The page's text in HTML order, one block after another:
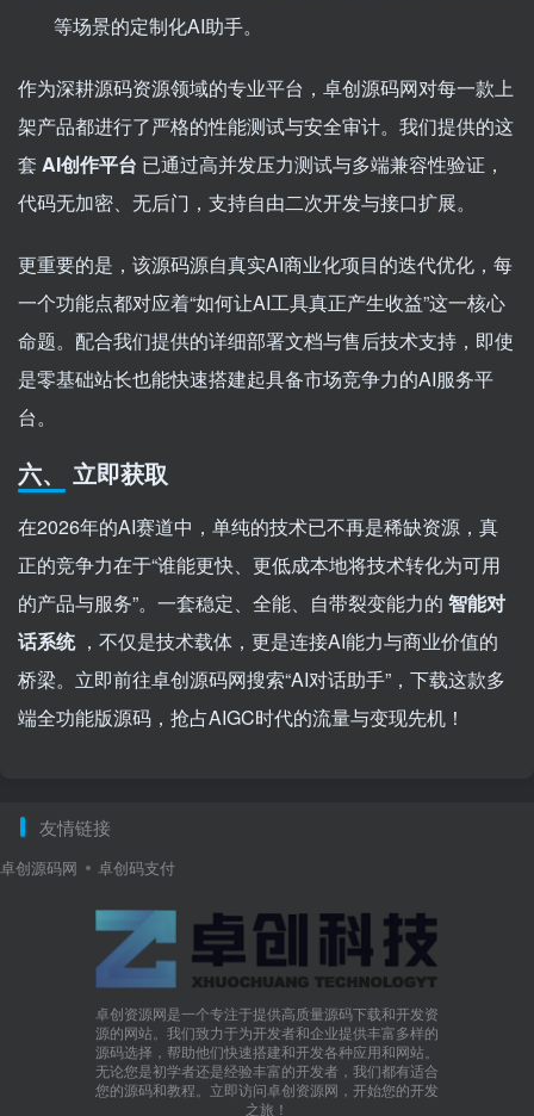
等场景的定制化AI助手。
作为深耕源码资源领域的专业平台，卓创源码网对每一款上
架产品都进行了严格的性能测试与安全审计。我们提供的这
套 AI创作平台 已通过高并发压力测试与多端兼容性验证，
代码无加密、无后门，支持自由二次开发与接口扩展。
更重要的是，该源码源自真实AI商业化项目的迭代优化，每
一个功能点都对应着“如何让AI工具真正产生收益”这一核心
命题。配合我们提供的详细部署文档与售后技术支持，即使
是零基础站长也能快速搭建起具备市场竞争力的AI服务平
台。
六、 立即获取
在2026年的AI赛道中，单纯的技术已不再是稀缺资源，真
正的竞争力在于“谁能更快、更低成本地将技术转化为可用
的产品与服务”。一套稳定、全能、自带裂变能力的 智能对
话系统，不仅是技术载体，更是连接AI能力与商业价值的
桥梁。立即前往卓创源码网搜索“AI对话助手”，下载这款多
端全功能版源码，抢占AIGC时代的流量与变现先机！
友情链接
卓创源码网 卓创码支付
卓创资源网是一个专注于提供高质量源码下载和开发资
源的网站。我们致力于为开发者和企业提供丰富多样的
源码选择，帮助他们快速搭建和开发各种应用和网站。
无论您是初学者还是经验丰富的开发者，我们都有适合
您的源码和教程。立即访问卓创资源网，开始您的开发
之旅！